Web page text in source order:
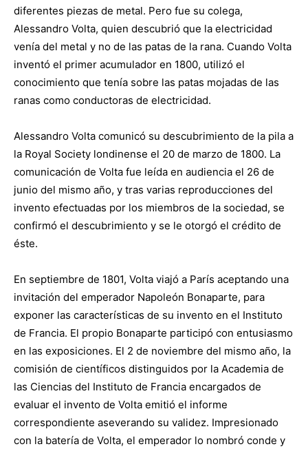
diferentes piezas de metal. Pero fue su colega,
Alessandro Volta, quien descubrió que la electricidad
venía del metal y no de las patas de la rana. Cuando Volta
inventó el primer acumulador en 1800, utilizó el
conocimiento que tenía sobre las patas mojadas de las
ranas como conductoras de electricidad.
Alessandro Volta comunicó su descubrimiento de la pila a
la Royal Society londinense el 20 de marzo de 1800. La
comunicación de Volta fue leída en audiencia el 26 de
junio del mismo año, y tras varias reproducciones del
invento efectuadas por los miembros de la sociedad, se
confirmó el descubrimiento y se le otorgó el crédito de
éste.
En septiembre de 1801, Volta viajó a París aceptando una
invitación del emperador Napoleón Bonaparte, para
exponer las características de su invento en el Instituto
de Francia. El propio Bonaparte participó con entusiasmo
en las exposiciones. El 2 de noviembre del mismo año, la
comisión de científicos distinguidos por la Academia de
las Ciencias del Instituto de Francia encargados de
evaluar el invento de Volta emitió el informe
correspondiente aseverando su validez. Impresionado
con la batería de Volta, el emperador lo nombró conde y